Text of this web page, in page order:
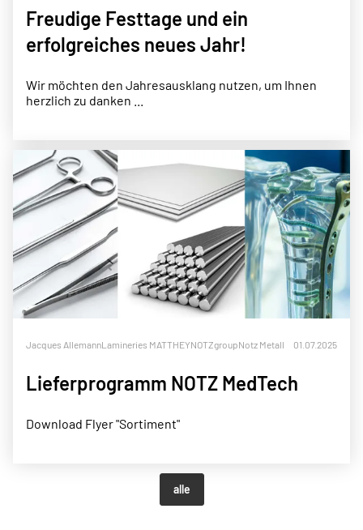
Freudige Festtage und ein
erfolgreiches neues Jahr!
Wir möchten den Jahresausklang nutzen, um Ihnen
herzlich zu danken ...
Jacques AllemannLamineries MATTHEYNOTZgroupNotz Metall 01.07.2025
Lieferprogramm NOTZ MedTech
Download Flyer "Sortiment"
alle